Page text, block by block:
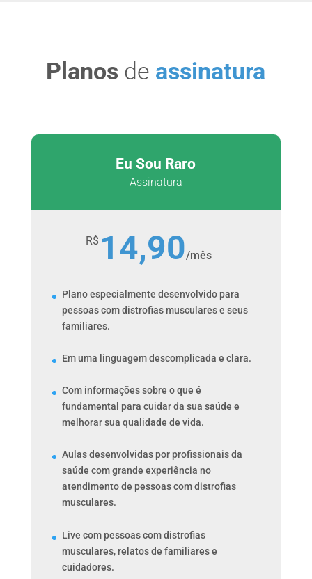
Planos de assinatura
Eu Sou Raro
Assinatura
R$ 14,90/mês
Plano especialmente desenvolvido para
pessoas com distrofias musculares e seus
familiares.
Em uma linguagem descomplicada e clara.
Com informações sobre o que é
fundamental para cuidar da sua saúde e
melhorar sua qualidade de vida.
Aulas desenvolvidas por profissionais da
saúde com grande experiência no
atendimento de pessoas com distrofias
musculares.
Live com pessoas com distrofias
musculares, relatos de familiares e
cuidadores.